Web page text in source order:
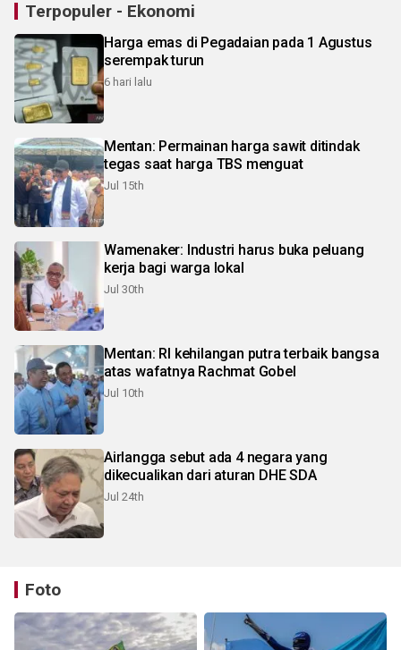
Terpopuler - Ekonomi
Harga emas di Pegadaian pada 1 Agustus
serempak turun
6 hari lalu
Mentan: Permainan harga sawit ditindak
tegas saat harga TBS menguat
Jul 15th
Wamenaker: Industri harus buka peluang
kerja bagi warga lokal
Jul 30th
Mentan: RI kehilangan putra terbaik bangsa
atas wafatnya Rachmat Gobel
Jul 10th
Airlangga sebut ada 4 negara yang
dikecualikan dari aturan DHE SDA
Jul 24th
Foto